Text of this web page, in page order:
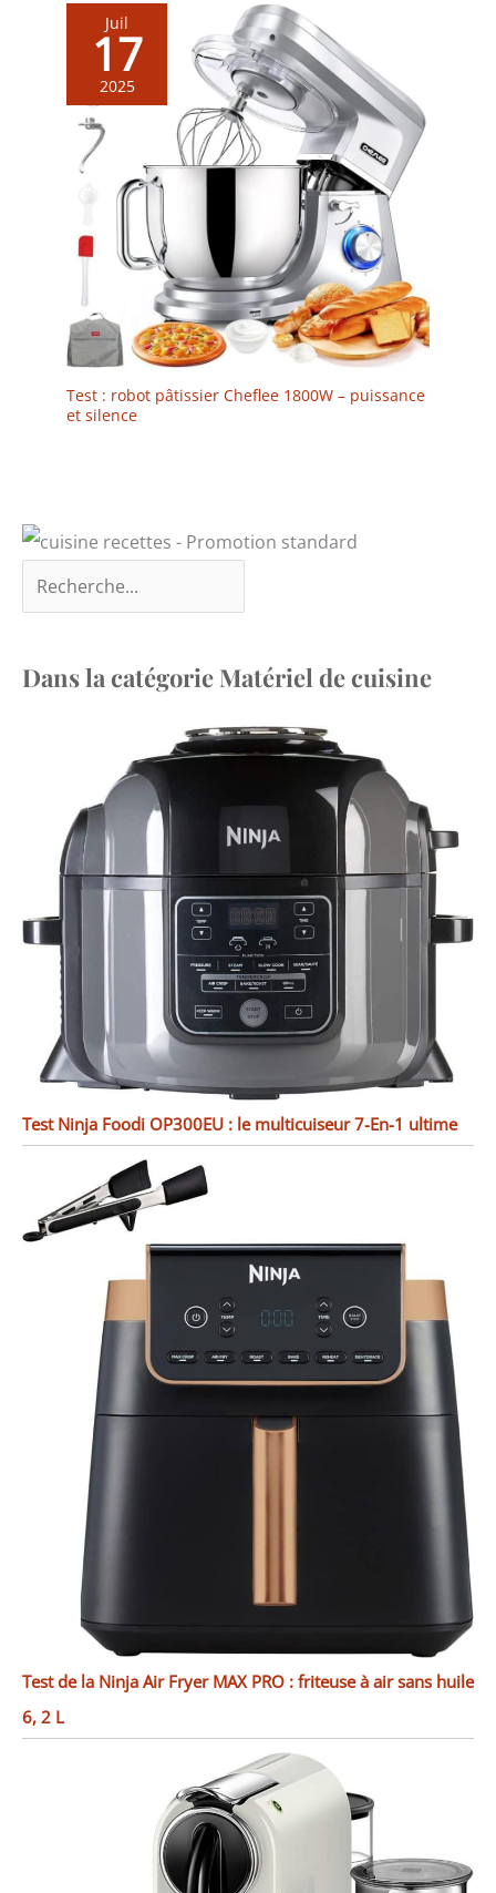
Juil
17
2025
Test : robot pâtissier Cheflee 1800W – puissance
et silence
Dans la catégorie Matériel de cuisine
Test Ninja Foodi OP300EU : le multicuiseur 7-En-1 ultime
Test de la Ninja Air Fryer MAX PRO : friteuse à air sans huile
6, 2 L